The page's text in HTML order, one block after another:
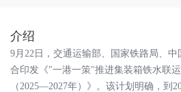
介绍
9月22日，交通运输部、国家铁路局、
合印发《"一港一策"推进集装箱铁水联
（2025—2027年）》。该计划明确，到